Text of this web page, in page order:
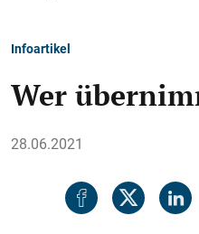
Infoartikel
Wer
28.06.2021